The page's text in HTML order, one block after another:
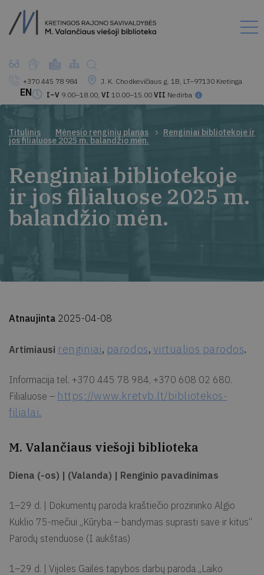
+370 445 78 984
J. K. Chodkevičiaus g. 1B, LT–97130 Kretinga
I–V 9.00–18.00, VI 10.00–15.00 VII Nedirba
EN
Titulinis Mėnesio renginių planas Renginiai bibliotekoje ir
jos filialuose 2025 m. balandžio mėn.
Renginiai bibliotekoje
ir jos filialuose 2025 m.
balandžio mėn.
Atnaujinta 2025-04-08
Artimiausi renginiai, parodos, virtualios parodos.
Informacija tel. +370 445 78 984, +370 608 02 680.
Filialuose – https://www.kretvb.lt/bibliotekos-
filialai.
M. Valančiaus viešoji biblioteka
Diena (-os) | (Valanda) | Renginio pavadinimas
1–29 d. | Dokumentų paroda kraštiečio prozininko Algio
Kuklio 75-mečiui „Kūryba – bandymas suprasti save ir kitus“
Parodų stenduose (I aukštas)
1–29 d. | Vijolės Gailės tapybos darbų paroda „Laiko